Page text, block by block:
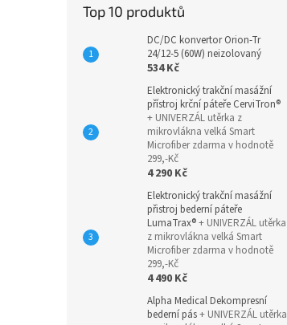
Top 10 produktů
DC/DC konvertor Orion-Tr
24/12-5 (60W) neizolovaný
534 Kč
Elektronický trakční masážní
přístroj krční páteře CerviTron®
+ UNIVERZÁL utěrka z
mikrovlákna velká Smart
Microfiber zdarma v hodnotě
299,-Kč
4 290 Kč
Elektronický trakční masážní
přistroj bederní páteře
LumaTrax®+ UNIVERZÁL utěrka
z mikrovlákna velká Smart
Microfiber zdarma v hodnotě
299,-Kč
4 490 Kč
Alpha Medical Dekompresní
bederní pás+ UNIVERZÁL utěrka